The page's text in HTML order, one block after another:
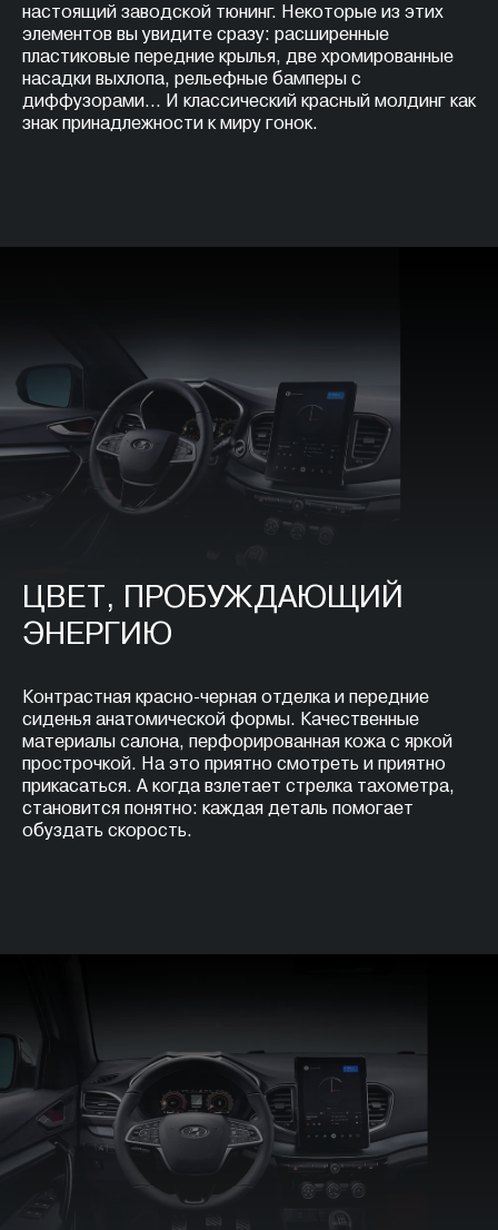
настоящий заводской тюнинг. Некоторые из этих
элементов вы увидите сразу: расширенные
пластиковые передние крылья, две хромированные
насадки выхлопа, рельефные бамперы с
диффузорами… И классический красный молдинг как
знак принадлежности к миру гонок.
ЦВЕТ, ПРОБУЖДАЮЩИЙ
ЭНЕРГИЮ
Контрастная красно-черная отделка и передние
сиденья анатомической формы. Качественные
материалы салона, перфорированная кожа с яркой
прострочкой. На это приятно смотреть и приятно
прикасаться. А когда взлетает стрелка тахометра,
становится понятно: каждая деталь помогает
обуздать скорость.